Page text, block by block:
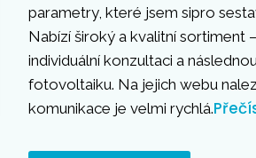
parametry, které jsem sipro
Nabízí široký a kvalitní sortiment
individuální konzultaci a
fotovoltaiku. Na jejich webu
komunikace je velmi rychlá.